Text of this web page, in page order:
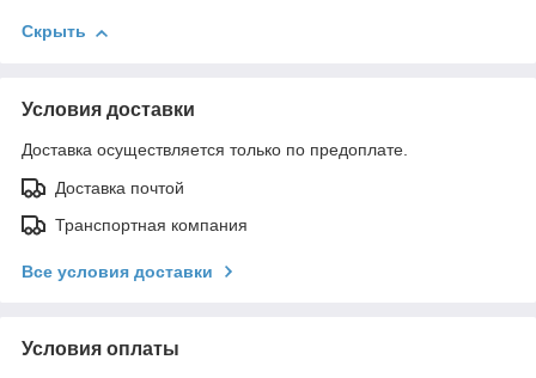
Скрыть
Условия доставки
Доставка осуществляется только по предоплате.
Доставка почтой
Транспортная компания
Все условия доставки
Условия оплаты